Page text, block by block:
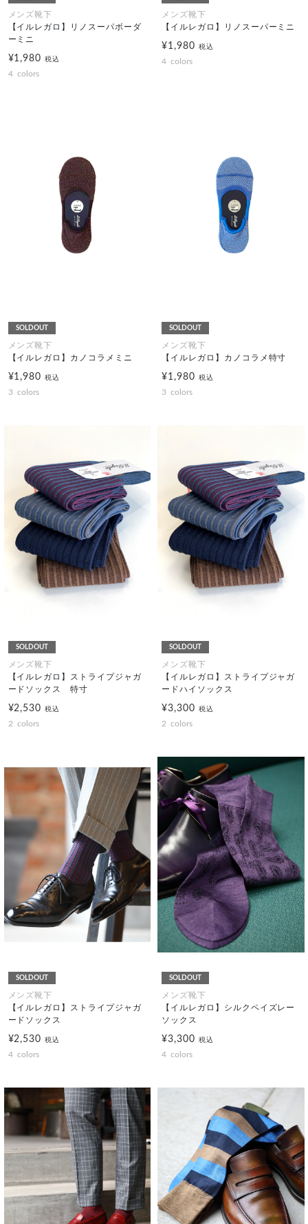
メンズ靴下
【イルレガロ】リノスーパボーダ
ーミニ
¥1,980税込
4 colors
メンズ靴下
【イルレガロ】リノスーパーミニ
¥1,980 税込
4 colors
SOLDOUT
メンズ靴下
【イルレガロ】カノコラメミニ
¥1,980税込
3 colors
SOLDOUT
メンズ靴下
【イルレガロ】カノコラメ特寸
¥1,980 税込
3 colors
SOLDOUT
メンズ靴下
【イルレガロ】ストライプジャガ
ードソックス 特寸
¥2,530税込
2 colors
SOLDOUT
メンズ靴下
【イルレガロ】ストライプジャガ
ードハイソックス
¥3,300 税込
2 colors
SOLDOUT
メンズ靴下
【イルレガロ】ストライプジャガ
ードソックス
¥2,530税込
4 colors
SOLDOUT
メンズ靴下
【イルレガロ】シルクペイズレー
ソックス
¥3,300 税込
4 colors